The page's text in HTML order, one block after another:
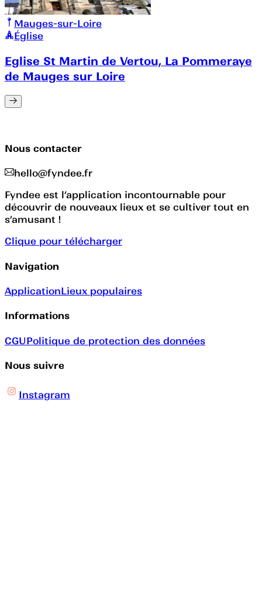
Mauges-sur-Loire
Église
Eglise St Martin de Vertou, La Pommeraye
de Mauges sur Loire
Nous contacter
hello@fyndee.fr
Fyndee est l’application incontournable pour
découvrir de nouveaux lieux et se cultiver tout en
s’amusant !
Clique pour télécharger
Navigation
ApplicationLieux populaires
Informations
CGUPolitique de protection des données
Nous suivre
Instagram